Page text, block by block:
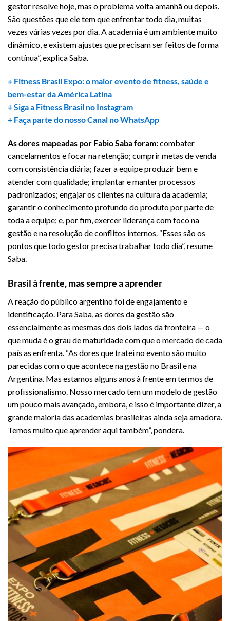
gestor resolve hoje, mas o problema volta amanhã ou depois.
São questões que ele tem que enfrentar todo dia, muitas
vezes várias vezes por dia. A academia é um ambiente muito
dinâmico, e existem ajustes que precisam ser feitos de forma
contínua”, explica Saba.
+ Fitness Brasil Expo: o maior evento de fitness, saúde e
bem-estar da América Latina
+ Siga a Fitness Brasil no Instagram
+ Faça parte do nosso Canal no WhatsApp
As dores mapeadas por Fabio Saba foram:combater
cancelamentos e focar na retenção; cumprir metas de venda
com consistência diária; fazer a equipe produzir bem e
atender com qualidade; implantar e manter processos
padronizados; engajar os clientes na cultura da academia;
garantir o conhecimento profundo do produto por parte de
toda a equipe; e, por fim, exercer liderança com foco na
gestão e na resolução de conflitos internos. “Esses são os
pontos que todo gestor precisa trabalhar todo dia”, resume
Saba.
Brasil à frente, mas sempre a aprender
A reação do público argentino foi de engajamento e
identificação. Para Saba, as dores da gestão são
essencialmente as mesmas dos dois lados da fronteira — o
que muda é o grau de maturidade com que o mercado de cada
país as enfrenta. “As dores que tratei no evento são muito
parecidas com o que acontece na gestão no Brasil e na
Argentina. Mas estamos alguns anos à frente em termos de
profissionalismo. Nosso mercado tem um modelo de gestão
um pouco mais avançado, embora, e isso é importante dizer, a
grande maioria das academias brasileiras ainda seja amadora.
Temos muito que aprender aqui também”, pondera.